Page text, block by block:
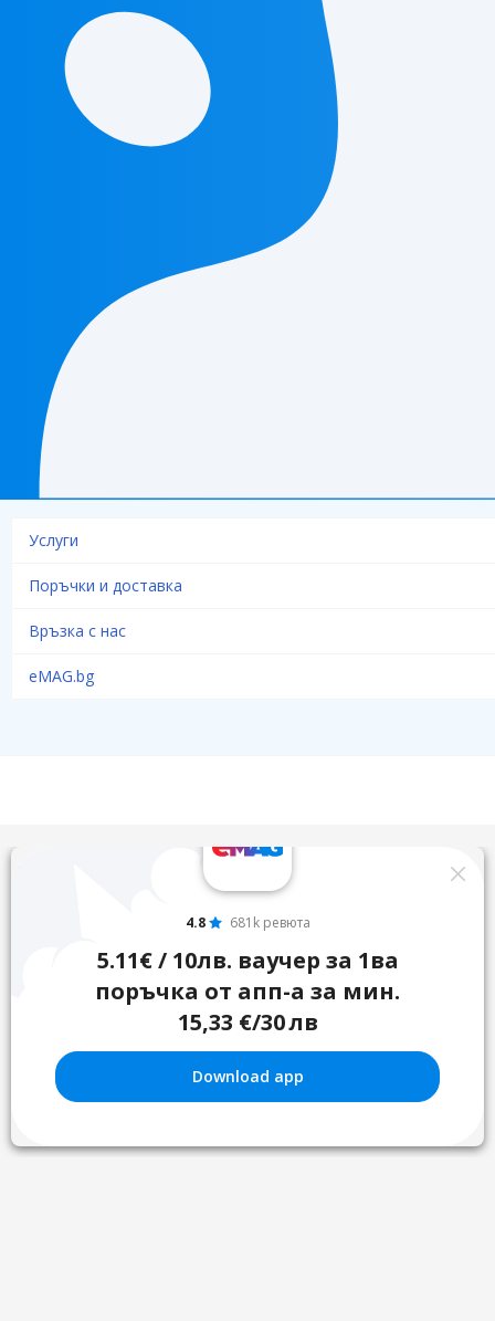
Услуги
Поръчки и доставка
Връзка с нас
eMAG.bg
4.8 681k ревюта
5.11€ / 10лв. ваучер за 1ва
поръчка от апп-а за мин.
15,33 €/30 лв
Download app